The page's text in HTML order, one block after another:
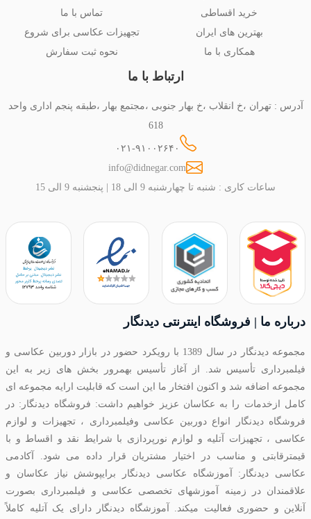
خرید اقساطی
بهترین های ایران
همکاری با ما
تماس با ما
تجهیزات عکاسی برای شروع
نحوه ثبت سفارش
ارتباط با ما
آدرس : تهران ،خ انقلاب ،خ بهار جنوبی ،مجتمع بهار ،طبقه پنجم اداری واحد
618
۰۲۱-۹۱۰۰۲۶۴۰
info@didnegar.com
ساعات کاری : شنبه تا چهارشنبه 9 الی 18 | پنجشنبه 9 الی 15
درباره ما | فروشگاه اینترنتی دیدنگار
مجموعه دیدنگار در سال 1389 با رویکرد حضور در بازار دوربین عکاسی و
فیلمبرداری تأسیس شد. از آغاز تأسیس بهمرور بخش های زیر به این
مجموعه اضافه شد و اکنون افتخار ما این است که قابلیت ارایه مجموعه ای
کامل ازخدمات را به عکاسان عزیز خواهیم داشت: فروشگاه دیدنگار: در
فروشگاه دیدنگار انواع دوربین عکاسی وفیلمبرداری ، تجهیزات و لوازم
عکاسی ، تجهیزات آتلیه و لوازم نورپردازی با شرایط نقد و اقساط و با
قیمترقابتی و مناسب در اختیار مشتریان قرار داده می شود. آکادمی
عکاسی دیدنگار: آموزشگاه عکاسی دیدنگار برایپوشش نیاز عکاسان و
علاقمندان در زمینه آموزشهای تخصصی عکاسی و فیلمبرداری بصورت
آنلاین و حضوری فعالیت میکند. آموزشگاه دیدنگار دارای یک آتلیه کاملاً